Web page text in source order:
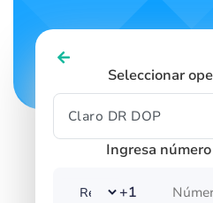
Seleccionar
Ingresa
+1